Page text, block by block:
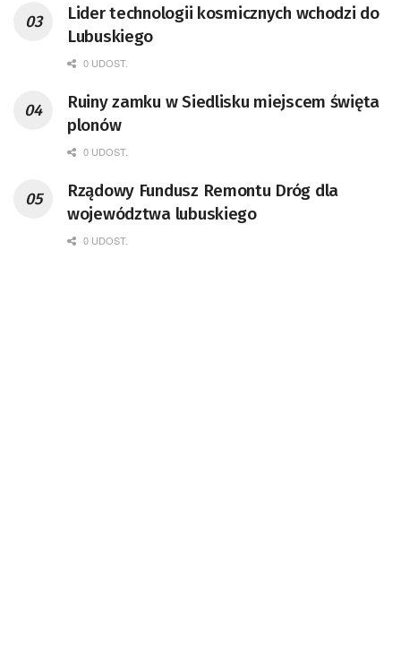
doktor habilitowany nauk fizycznych,
koordynator Rady Sektorowej ds.
Kompetencji Przemysłu Lotniczo-
Badań Kosmicznych i Satelitarnych PAN.
Lider technologii kosmicznych wchodzi do
Lubuskiego
0 UDOST.
Ruiny zamku w Siedlisku miejscem święta
plonów
0 UDOST.
Rządowy Fundusz Remontu Dróg dla
województwa lubuskiego
0 UDOST.